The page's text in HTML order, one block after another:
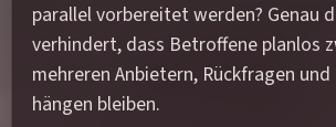
parallel vorbereitet werden? Genau
verhindert, dass Betroffene planlos
mehreren Anbietern, Rückfragen
hängen bleiben.